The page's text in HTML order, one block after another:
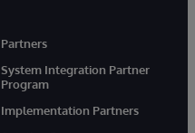
Partners
System Integration Partner
Program
Implementation Partners